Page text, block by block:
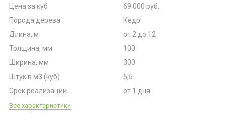
брус
Цена за куб
69 000 руб.
Порода дерева
Кедр
Длина, м
от 2 до 12
Толщина, мм
100
Ширина, мм
300
Штук в м3 (куб)
5,5
Срок реализации
от 1 дня
Все характеристики